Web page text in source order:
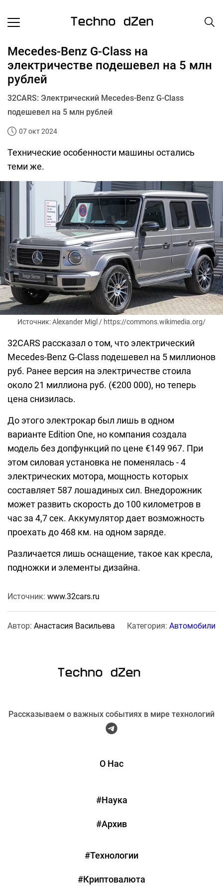
Mecedes-Benz G-Class на
электричестве подешевел на 5 млн
рублей
32CARS: Электрический Mecedes-Benz G-Class
подешевел на 5 млн рублей
07 окт 2024
Технические особенности машины остались
теми же.
Источник: Alexander Migl / https://commons.wikimedia.org/
32CARS рассказал о том, что электрический
Mecedes-Benz G-Class подешевел на 5 миллионов
руб. Ранее версия на электричестве стоила
около 21 миллиона руб. (€200 000), но теперь
цена снизилась.
До этого электрокар был лишь в одном
варианте Edition One, но компания создала
модель без допфункций по цене €149 967. При
этом силовая установка не поменялась - 4
электрических мотора, мощность которых
составляет 587 лошадиных сил. Внедорожник
может развить скорость до 100 километров в
час за 4,7 сек. Аккумулятор дает возможность
проехать до 468 км. на одном заряде.
Различается лишь оснащение, такое как кресла,
подножки и элементы дизайна.
Источник: www.32cars.ru
Автор: Анастасия Васильева Категория: Автомобили
Рассказываем о важных событиях в мире технологий
О Нас
#Наука
#Архив
#Технологии
#Криптовалюта